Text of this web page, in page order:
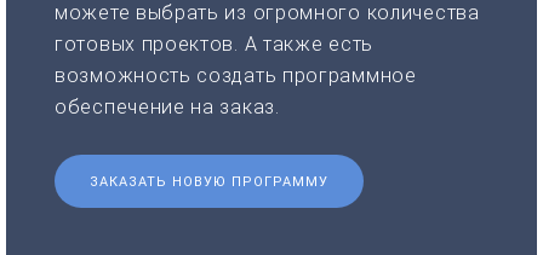
можете выбрать из огромного количества
готовых проектов. А также есть
возможность создать программное
обеспечение на заказ.
ЗАКАЗАТЬ НОВУЮ ПРОГРАММУ